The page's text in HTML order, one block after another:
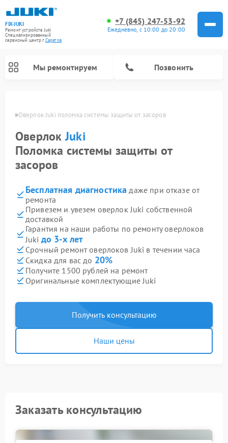
FIX-JUKI
Ремонт устройств Juki
Специализированный
cервисный центр г.Саратов
+7 (845) 247-53-92
Ежедневно, с 10:00 до 20:00
Мы ремонтируем Позвонить
Оверлок Juki поломка системы защиты от засоров
ОверлокJuki
Поломка системы защиты от
засоров
Бесплатная диагностика даже при отказе от
ремонта
Привезем и увезем оверлок Juki собственной
доставкой
Гарантия на наши работы по ремонту оверлоков
Juki до 3-х лет
Срочный ремонт оверлоков Juki в течении часа
Скидка для вас до 20%
Получите 1500 рублей на ремонт
Оригинальные комплектующие Juki
Получить консультацию
Наши цены
Заказать консультацию